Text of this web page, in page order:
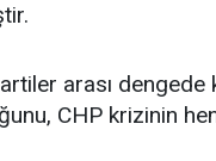
arası
CHP krizinin